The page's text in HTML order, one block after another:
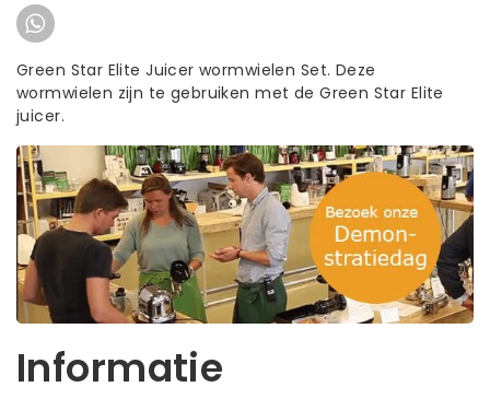
Green Star Elite Juicer wormwielen Set. Deze
wormwielen zijn te gebruiken met de Green Star Elite
juicer.
Informatie